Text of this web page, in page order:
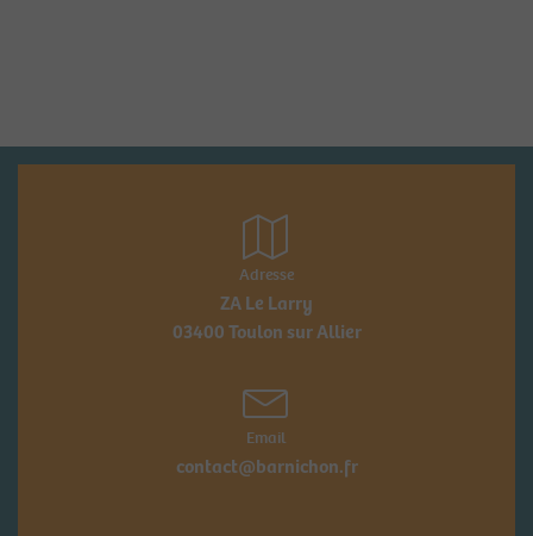
Adresse
ZA Le Larry
03400 Toulon sur Allier
Email
contact@barnichon.fr